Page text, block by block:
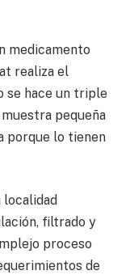
medicamento
realiza el
se hace un triple
pequeña
porque lo tienen
localidad
filtrado y
proceso
de